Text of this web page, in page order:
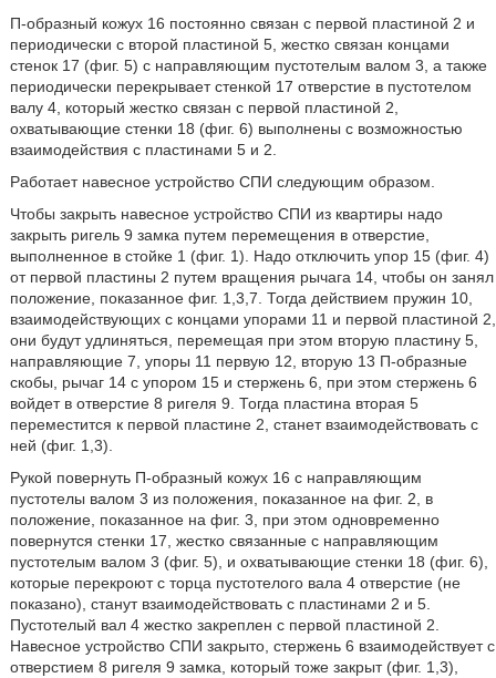
П-образный кожух 16 постоянно связан с первой пластиной 2 и
периодически с второй пластиной 5, жестко связан концами
стенок 17 (фиг. 5) с направляющим пустотелым валом 3, а также
периодически перекрывает стенкой 17 отверстие в пустотелом
валу 4, который жестко связан с первой пластиной 2,
охватывающие стенки 18 (фиг. 6) выполнены с возможностью
взаимодействия с пластинами 5 и 2.
Работает навесное устройство СПИ следующим образом.
Чтобы закрыть навесное устройство СПИ из квартиры надо
закрыть ригель 9 замка путем перемещения в отверстие,
выполненное в стойке 1 (фиг. 1). Надо отключить упор 15 (фиг. 4)
от первой пластины 2 путем вращения рычага 14, чтобы он занял
положение, показанное фиг. 1,3,7. Тогда действием пружин 10,
взаимодействующих с концами упорами 11 и первой пластиной 2,
они будут удлиняться, перемещая при этом вторую пластину 5,
направляющие 7, упоры 11 первую 12, вторую 13 П-образные
скобы, рычаг 14 с упором 15 и стержень 6, при этом стержень 6
войдет в отверстие 8 ригеля 9. Тогда пластина вторая 5
переместится к первой пластине 2, станет взаимодействовать с
ней (фиг. 1,3).
Рукой повернуть П-образный кожух 16 с направляющим
пустотелы валом 3 из положения, показанное на фиг. 2, в
положение, показанное на фиг. 3, при этом одновременно
повернутся стенки 17, жестко связанные с направляющим
пустотелым валом 3 (фиг. 5), и охватывающие стенки 18 (фиг. 6),
которые перекроют с торца пустотелого вала 4 отверстие (не
показано), станут взаимодействовать с пластинами 2 и 5.
Пустотелый вал 4 жестко закреплен с первой пластиной 2.
Навесное устройство СПИ закрыто, стержень 6 взаимодействует с
отверстием 8 ригеля 9 замка, который тоже закрыт (фиг. 1,3),